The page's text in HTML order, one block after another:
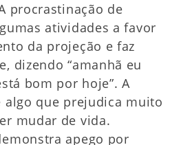
procrastinação de
atividades a favor
da projeção e faz
dizendo “amanhã eu
bom por hoje”. A
algo que prejudica muito
mudar de vida.
apego por